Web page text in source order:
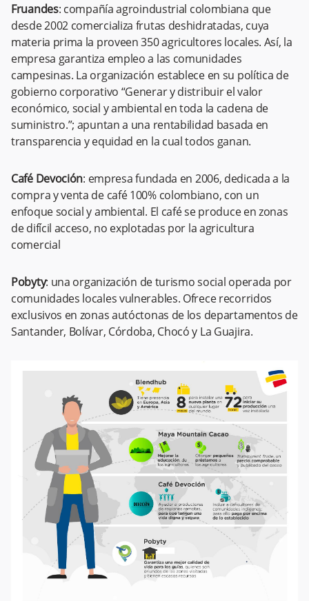
Fruandes: compañía agroindustrial colombiana que
desde 2002 comercializa frutas deshidratadas, cuya
materia prima la proveen 350 agricultores locales. Así, la
empresa garantiza empleo a las comunidades
campesinas. La organización establece en su política de
gobierno corporativo “Generar y distribuir el valor
económico, social y ambiental en toda la cadena de
suministro.”; apuntan a una rentabilidad basada en
transparencia y equidad en la cual todos ganan.
Café Devoción: empresa fundada en 2006, dedicada a la
compra y venta de café 100% colombiano, con un
enfoque social y ambiental. El café se produce en zonas
de difícil acceso, no explotadas por la agricultura
comercial
Pobyty: una organización de turismo social operada por
comunidades locales vulnerables. Ofrece recorridos
exclusivos en zonas autóctonas de los departamentos de
Santander, Bolívar, Córdoba, Chocó y La Guajira.